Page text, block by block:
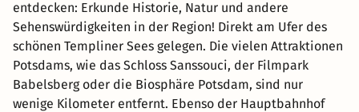
entdecken: Erkunde Historie, Natur und andere
Sehenswürdigkeiten in der Region! Direkt am Ufer des
schönen Templiner Sees gelegen. Die vielen Attraktionen
Potsdams, wie das Schloss Sanssouci, der Filmpark
Babelsberg oder die Biosphäre Potsdam, sind nur
wenige Kilometer entfernt. Ebenso der Hauptbahnhof